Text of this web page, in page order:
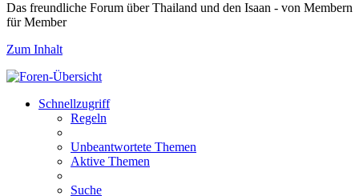
Das freundliche Forum über Thailand und den Isaan - von Membern
für Member
Zum Inhalt
Schnellzugriff
Regeln
Unbeantwortete Themen
Aktive Themen
Suche